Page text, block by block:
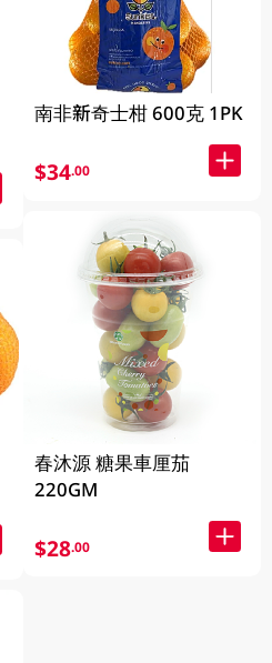
南非新奇士柑 600克 1PK
$34.00
春沐源 糖果車厘茄
220GM
$28.00